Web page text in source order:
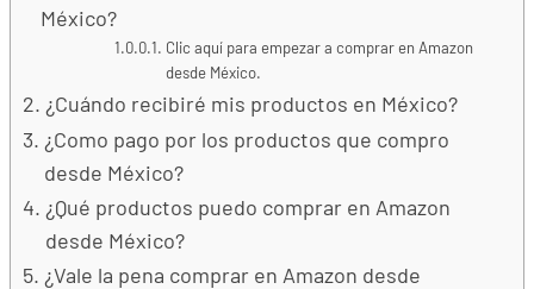
México?
Clic aquí para empezar a comprar en Amazon
desde México.
¿Cuándo recibiré mis productos en México?
¿Como pago por los productos que compro
desde México?
¿Qué productos puedo comprar en Amazon
desde México?
¿Vale la pena comprar en Amazon desde